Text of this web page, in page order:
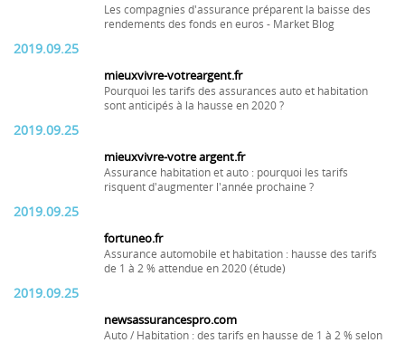
Les compagnies d'assurance préparent la baisse des
rendements des fonds en euros - Market Blog
2019.09.25
mieuxvivre-votreargent.fr
Pourquoi les tarifs des assurances auto et habitation
sont anticipés à la hausse en 2020 ?
2019.09.25
mieuxvivre-votre argent.fr
Assurance habitation et auto : pourquoi les tarifs
risquent d'augmenter l'année prochaine ?
2019.09.25
fortuneo.fr
Assurance automobile et habitation : hausse des tarifs
de 1 à 2 % attendue en 2020 (étude)
2019.09.25
newsassurancespro.com
Auto / Habitation : des tarifs en hausse de 1 à 2 % selon